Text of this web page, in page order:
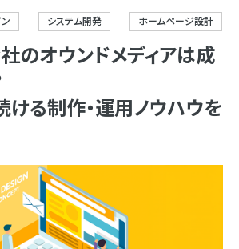
システム開発 ホームページ設計
のオウンドメディアは成
る制作・運用ノウハウを